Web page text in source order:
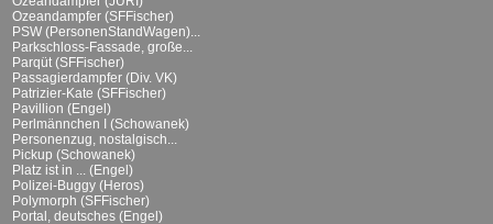
Ozeandampfer (SFFischer)
PSW (PersonenStandWagen)...
Parkschloss-Fassade, große...
Parqüt (SFFischer)
Passagierdampfer (Div. VK)
Patrizier-Kate (SFFischer)
Pavillion (Engel)
Perlmännchen I (Schowanek)
Personenzug, nostalgisch...
Pickup (Schowanek)
Platz ist in ... (Engel)
Polizei-Buggy (Heros)
Polymorph (SFFischer)
Portal, deutsches (Engel)